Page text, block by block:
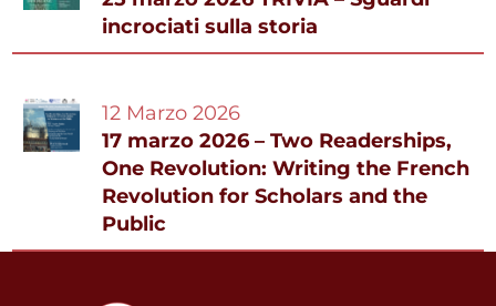
incrociati sulla storia
12 Marzo 2026
17 marzo 2026 – Two Readerships,
One Revolution: Writing the French
Revolution for Scholars and the
Public